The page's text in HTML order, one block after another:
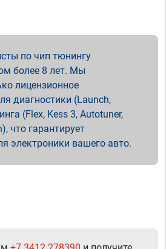
по чип тюнингу
более 8 лет. Мы
лицензионное
диагностики (Launch,
(Flex, Kess 3, Autotuner,
что гарантирует
электроники вашего авто.